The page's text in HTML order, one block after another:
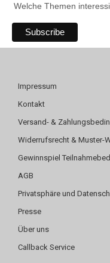
Welche Themen
Impressum
Kontakt
Versand- &
Widerrufsrecht & Muster-
Gewinnspiel
AGB
Privatsphäre und
Presse
Über uns
Callback Service